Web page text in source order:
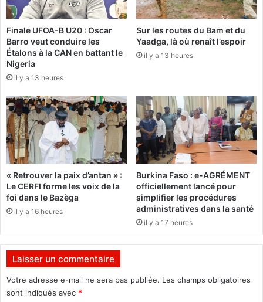
p
é
t
i
t
i
o
a
u
B
u
r
k
i
n
a
F
o
:
L
s
s
e
a
v
a
n
l
a
t
e
n
u
e
d
e
s
e
c
t
i
Finale UFOA-B U20 : Oscar
Barro veut conduire les
Étalons à la CAN en battant le
Nigeria
il y a 13 heures
Sur les routes du Bam et du
Yaadga, là où renaît l’espoir
il y a 13 heures
« Retrouver la paix d’antan » :
Le CERFI forme les voix de la
foi dans le Bazèga
il y a 16 heures
Burkina Faso : e-AGRÉMENT
officiellement lancé pour
simplifier les procédures
administratives dans la santé
il y a 17 heures
Laisser un commentaire
Votre adresse e-mail ne sera pas publiée. Les champs obligatoires
sont indiqués avec *